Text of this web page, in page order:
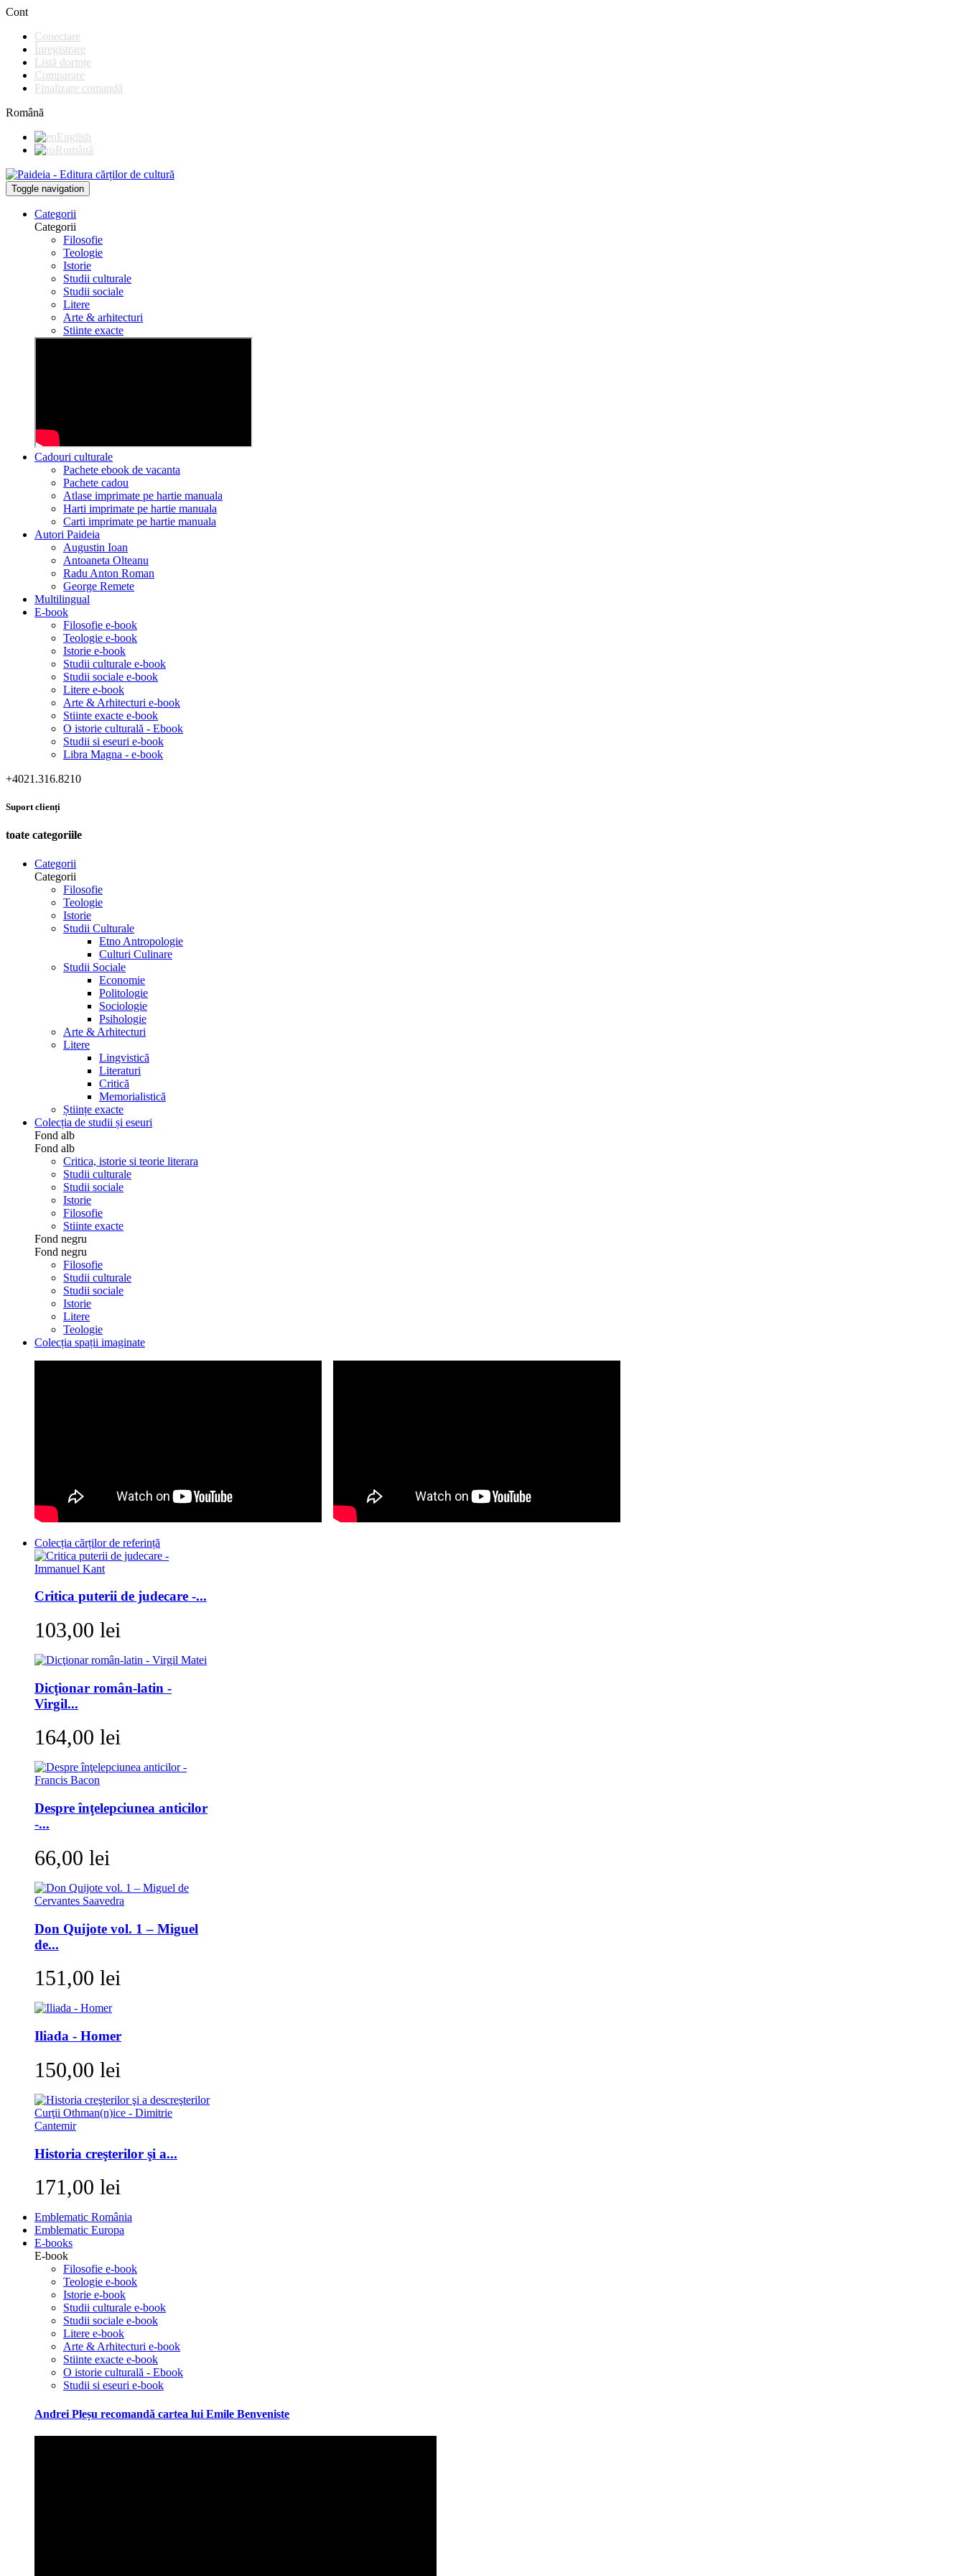
Cont
Conectare
Înregistrare
Listă dorințe
Comparare
Finalizare comandă
Română
English
Română
Toggle navigation
Categorii
Categorii
Filosofie
Teologie
Istorie
Studii culturale
Studii sociale
Litere
Arte & arhitecturi
Stiinte exacte
Cadouri culturale
Pachete ebook de vacanta
Pachete cadou
Atlase imprimate pe hartie manuala
Harti imprimate pe hartie manuala
Carti imprimate pe hartie manuala
Autori Paideia
Augustin Ioan
Antoaneta Olteanu
Radu Anton Roman
George Remete
Multilingual
E-book
Filosofie e-book
Teologie e-book
Istorie e-book
Studii culturale e-book
Studii sociale e-book
Litere e-book
Arte & Arhitecturi e-book
Stiinte exacte e-book
O istorie culturală - Ebook
Studii si eseuri e-book
Libra Magna - e-book
+4021.316.8210
Suport clienți
toate categoriile
Categorii
Categorii
Filosofie
Teologie
Istorie
Studii Culturale
Etno Antropologie
Culturi Culinare
Studii Sociale
Economie
Politologie
Sociologie
Psihologie
Arte & Arhitecturi
Litere
Lingvistică
Literaturi
Critică
Memorialistică
Științe exacte
Colecția de studii și eseuri
Fond alb
Fond alb
Critica, istorie si teorie literara
Studii culturale
Studii sociale
Istorie
Filosofie
Stiinte exacte
Fond negru
Fond negru
Filosofie
Studii culturale
Studii sociale
Istorie
Litere
Teologie
Colecția spații imaginate
Colecția cărților de referință
Critica puterii de judecare -...
103,00 lei
Dicţionar român-latin -
Virgil...
164,00 lei
Despre înţelepciunea anticilor
-...
66,00 lei
Don Quijote vol. 1 – Miguel
de...
151,00 lei
Iliada - Homer
150,00 lei
Historia creşterilor şi a...
171,00 lei
Emblematic România
Emblematic Europa
E-books
E-book
Filosofie e-book
Teologie e-book
Istorie e-book
Studii culturale e-book
Studii sociale e-book
Litere e-book
Arte & Arhitecturi e-book
Stiinte exacte e-book
O istorie culturală - Ebook
Studii si eseuri e-book
Andrei Pleșu recomandă cartea lui Emile Benveniste